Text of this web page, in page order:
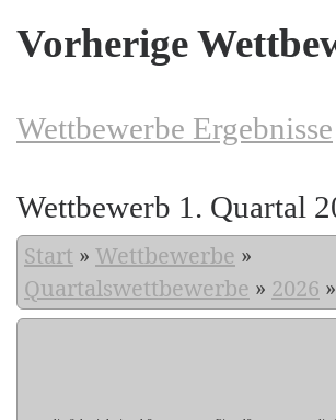
Vorherige
Wettbewerbe Ergebnisse
Wettbewerb 1. Quartal
Start » Wettbewerbe »
Quartalswettbewerbe » 2026 »